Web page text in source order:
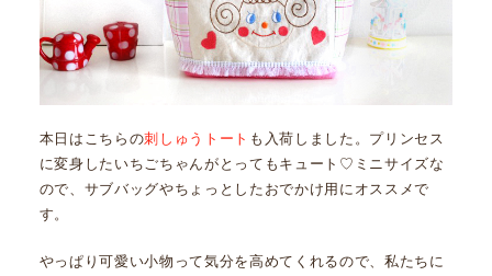
本日はこちらの刺しゅうトート も入荷しました。プリンセス
に変身したいちごちゃんがとってもキュート♡ミニサイズな
ので、サブバッグやちょっとしたおでかけ用にオススメで
す。
やっぱり可愛い小物って気分を高めてくれるので、私たちに